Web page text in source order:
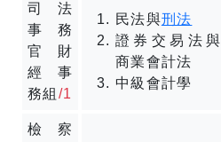
司法
事務
官財
經事
務組 /1
民法與刑法
證券交易法與
商業會計法
中級會計學
檢察